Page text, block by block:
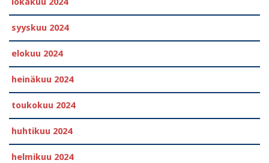
syyskuu 2024
elokuu 2024
heinäkuu 2024
toukokuu 2024
huhtikuu 2024
helmikuu 2024